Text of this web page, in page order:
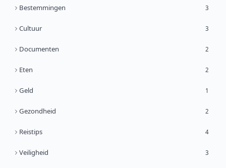
Bestemmingen 3
Cultuur 3
Documenten 2
Eten 2
Geld 1
Gezondheid 2
Reistips 4
Veiligheid 3